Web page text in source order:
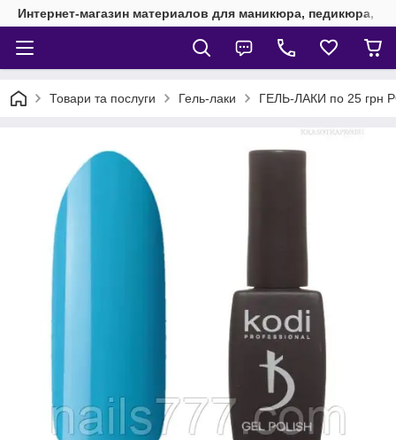
Интернет-магазин материалов для маникюра, педикюра,
Товари та послуги Гель-лаки ГЕЛЬ-ЛАКИ по 25